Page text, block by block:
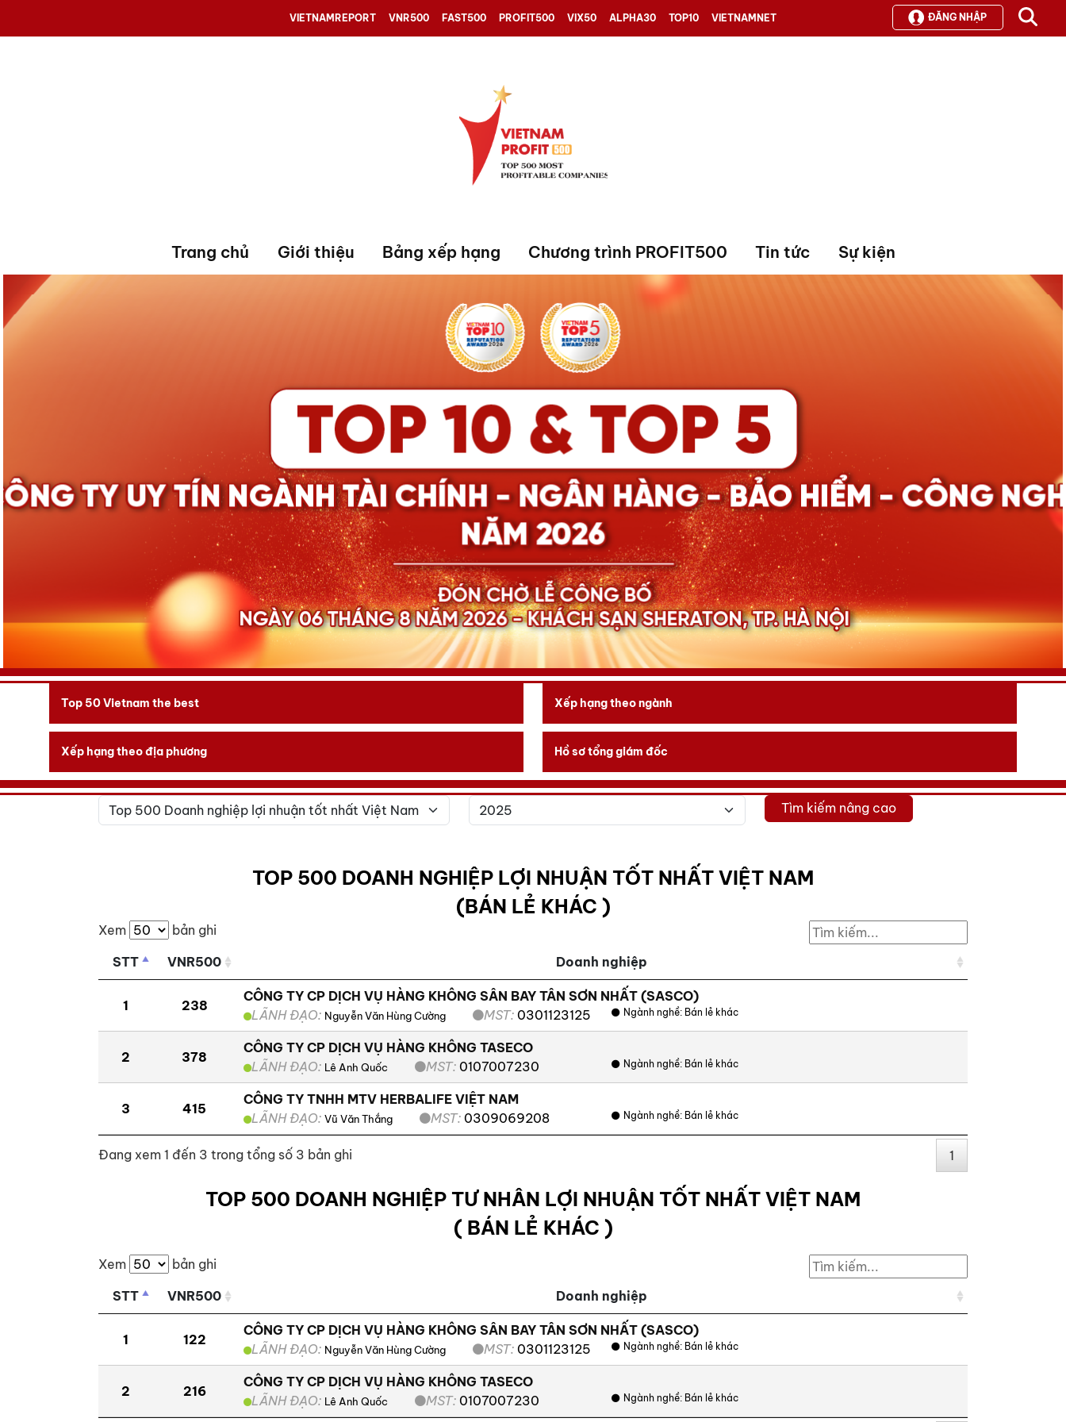
VIETNAMREPORT VNR500 FAST500 PROFIT500 VIX50 ALPHA30 TOP10 VIETNAMNET ĐĂNG NHẬP
Trang chủ Giới thiệu Bảng xếp hạng Chương trình PROFIT500 Tin tức Sự kiện
Top 50 Vietnam the best Xếp hạng theo ngành
Xếp hạng theo địa phương Hồ sơ tổng giám đốc
Tìm kiếm nâng cao
TOP 500 DOANH NGHIỆP LỢI NHUẬN TỐT NHẤT VIỆT NAM
(BÁN LẺ KHÁC )
Xem
bản ghi
STT
VNR500 Doanh nghiệp
1 238
CÔNG TY CP DỊCH VỤ HÀNG KHÔNG SÂN BAY TÂN SƠN NHẤT (SASCO)
LÃNH ĐẠO: Nguyễn Văn Hùng Cường MST: 0301123125 Ngành nghề: Bán lẻ khác
2 378
CÔNG TY CP DỊCH VỤ HÀNG KHÔNG TASECO
LÃNH ĐẠO: Lê Anh Quốc MST: 0107007230 Ngành nghề: Bán lẻ khác
3 415
CÔNG TY TNHH MTV HERBALIFE VIỆT NAM
LÃNH ĐẠO: Vũ Văn Thắng MST: 0309069208 Ngành nghề: Bán lẻ khác
Đang xem 1 đến 3 trong tổng số 3 bản ghi 1
TOP 500 DOANH NGHIỆP TƯ NHÂN LỢI NHUẬN TỐT NHẤT VIỆT NAM
( BÁN LẺ KHÁC )
Xem
bản ghi
STT
VNR500 Doanh nghiệp
1 122
CÔNG TY CP DỊCH VỤ HÀNG KHÔNG SÂN BAY TÂN SƠN NHẤT (SASCO)
LÃNH ĐẠO: Nguyễn Văn Hùng Cường MST: 0301123125 Ngành nghề: Bán lẻ khác
2 216
CÔNG TY CP DỊCH VỤ HÀNG KHÔNG TASECO
LÃNH ĐẠO: Lê Anh Quốc MST: 0107007230 Ngành nghề: Bán lẻ khác